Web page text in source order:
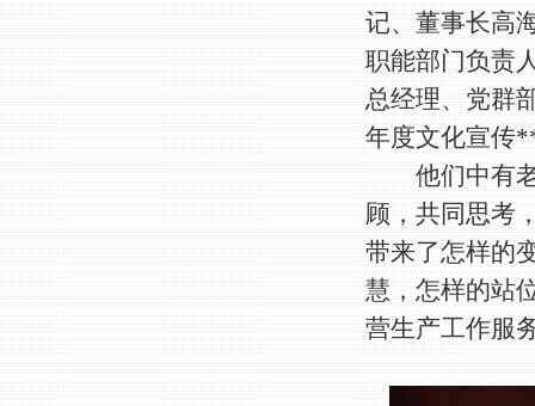
记、董事长高
职能部门负责
总经理、党群
年度文化宣传
他们中有老
顾，共同思考
带来了怎样的
慧，怎样的站
营生产工作服